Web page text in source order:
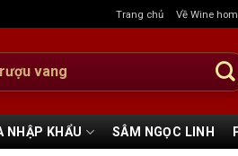
Trang chủ Về Wine
NHẬP KHẨU SÂM NGỌC LINH